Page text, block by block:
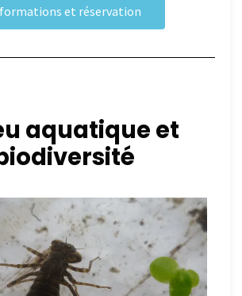
et réservation
aquatique et